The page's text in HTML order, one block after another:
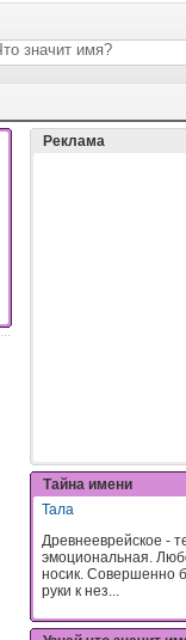
Реклама
Тайна имени
Тала
Древнееврейское -
эмоциональная.
носик. Совершенно
руки к нез...